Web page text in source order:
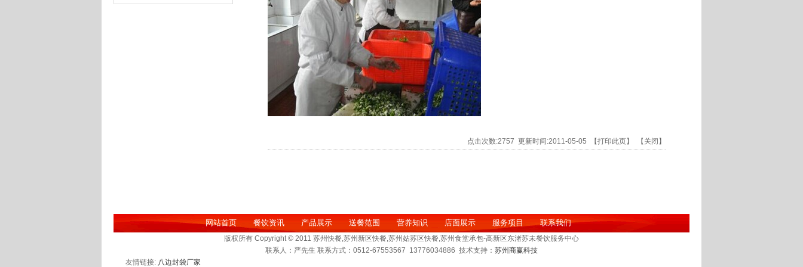
点击次数:2757 更新时间:2011-05-05 【打印此页】 【 关闭 】
网站首页 餐饮资讯 产品展示 送餐范围 营养知识 店面展示 服务项目 联系我们
版权所有 Copyright © 2011 苏州快餐,苏州新区快餐,苏州姑苏区快餐,苏州食堂承包-高新区东渚苏未餐饮服务中心
联系人：严先生 联系方式：0512-67553567 13776034886 技术支持： 苏州商赢科技
友情链接: 八边封袋厂家